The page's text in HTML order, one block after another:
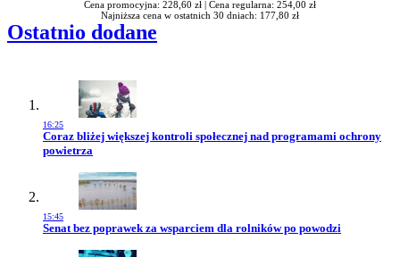
Cena promocyjna: 228,60 zł | Cena regularna: 254,00 zł
Najniższa cena w ostatnich 30 dniach: 177,80 zł
Ostatnio dodane
16:25
Przejdź do artykułu:
Coraz bliżej większej kontroli społecznej nad programami ochrony
powietrza
15:45
Przejdź do artykułu:
Senat bez poprawek za wsparciem dla rolników po powodzi